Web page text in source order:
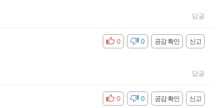
답글
신고
공감 확인
비공감 0
0
답글
신고
공감 확인
비공감 0
0